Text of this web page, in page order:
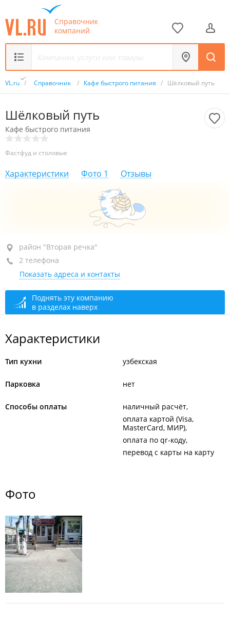
Справочник
компаний
VL.ru / Справочник / Кафе быстрого питания / Шёлковый путь
Шёлковый путь
Кафе быстрого питания
Фастфуд и столовые
Характеристики Фото 1 Отзывы
район "Вторая речка", ул. Русская, 2А
+7 966 292-23-43
+7 902 050-78-78
круглосуточно
район "Вторая речка"
2 телефона
Показать адреса и контакты
Поднять эту компанию
в разделах наверх
Характеристики
Тип кухни узбекская
Парковка нет
Способы оплаты
наличный расчёт
оплата картой (Visa,
MasterCard, МИР)
оплата по qr-коду
перевод с карты на карту
Фото